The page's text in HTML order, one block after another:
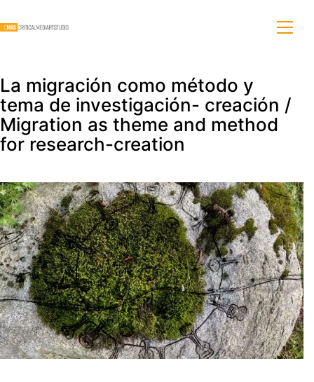
La migración como método y
tema de investigación- creación /
Migration as theme and method
for research-creation